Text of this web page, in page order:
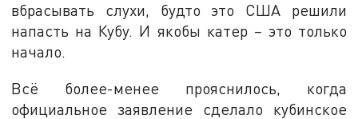
вбрасывать слухи, будто это США решили
напасть на Кубу. И якобы катер – это только
начало.
Всё более-менее прояснилось, когда
официальное заявление сделало кубинское